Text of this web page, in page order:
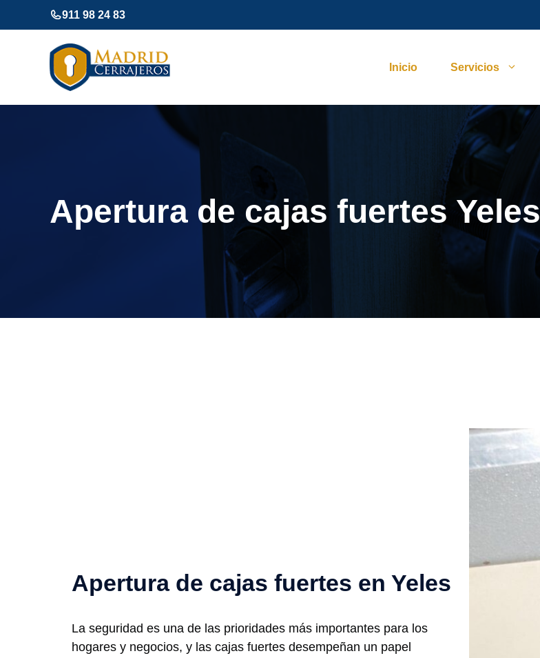
al
911 98 24 83
Inicio Servicios
Apertura de cajas fuertes Yeles
Apertura de cajas fuertes en Yeles
La seguridad es una de las prioridades más importantes para los
hogares y negocios, y las cajas fuertes desempeñan un papel